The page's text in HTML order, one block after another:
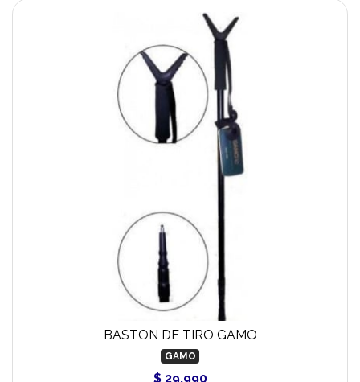
BASTON DE TIRO GAMO
GAMO
$ 29.990